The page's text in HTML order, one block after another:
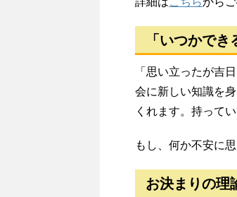
「いつかでき
「思い立ったが吉
会に新しい知識を
くれます。持って
もし、何か不安に
お決まりの理